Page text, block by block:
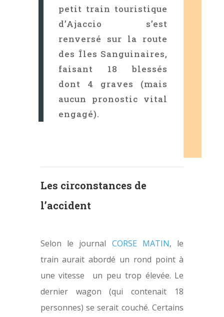
petit train touristique
d’Ajaccio s’est
renversé sur la route
des Îles Sanguinaires,
faisant 18 blessés
dont 4 graves (mais
aucun pronostic vital
engagé).
Les circonstances de
l’accident
Selon le journal CORSE MATIN, le
train aurait abordé un rond point à
une vitesse un peu trop élevée. Le
dernier wagon (qui contenait 18
personnes) se serait couché. Certains